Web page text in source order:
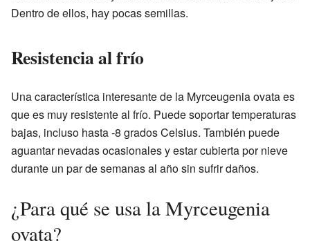
Dentro de ellos, hay pocas semillas.
Resistencia al frío
Una característica interesante de la Myrceugenia ovata es
que es muy resistente al frío. Puede soportar temperaturas
bajas, incluso hasta -8 grados Celsius. También puede
aguantar nevadas ocasionales y estar cubierta por nieve
durante un par de semanas al año sin sufrir daños.
¿Para qué se usa la Myrceugenia
ovata?